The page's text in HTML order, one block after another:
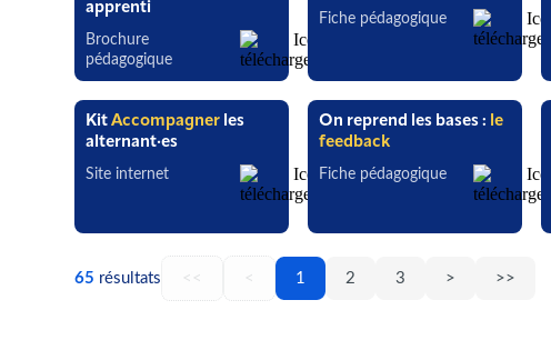
apprenti
Brochure
pédagogique
Fiche pédagogique
KitAccompagner les
alternant·es
Site internet
On reprend les bases : le
feedback
Fiche pédagogique
65 résultats << < 1 2 3 > >>